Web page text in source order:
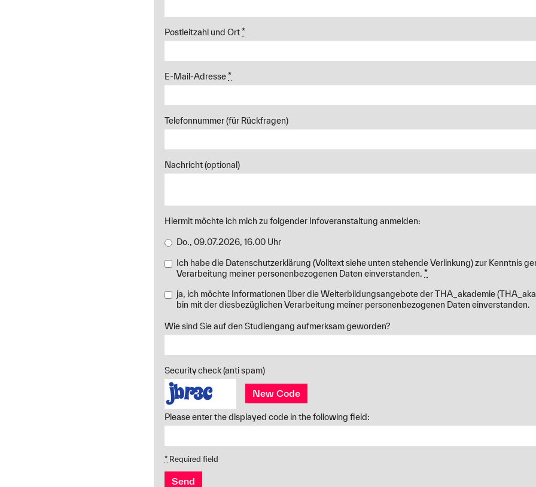
Studiengangsleiterin Customs and Foreign Trade Management
bewertet und gestaltet. Ein umfangreiches Wissen in den Bereichen Zoll- und
Außenwirtschaft ist dabei unabdingbar, um weiterhin eine reibungslose,
effektive und wirtschaftlich sinnvolle Funktionalität der Supply Chain zu
Postleitzahl und Ort*
E-Mail-Adresse*
Telefonnummer (für Rückfragen)
Nachricht (optional)
Hiermit möchte ich mich zu folgender Infoveranstaltung anmelden:
Do., 09.07.2026, 16.00 Uhr
Ich habe die Datenschutzerklärung (Volltext siehe unten stehende Verlinkung) zur Kenntnis
Verarbeitung meiner personenbezogenen Daten einverstanden.*
ja, ich möchte Informationen über die Weiterbildungsangebote der THA_akademie
bin mit der diesbezüglichen Verarbeitung meiner personenbezogenen Daten einverstanden.
Wie sind Sie auf den Studiengang aufmerksam geworden?
Security check (anti spam)
New Code
Please enter the displayed code in the following field:
* Required field
Send